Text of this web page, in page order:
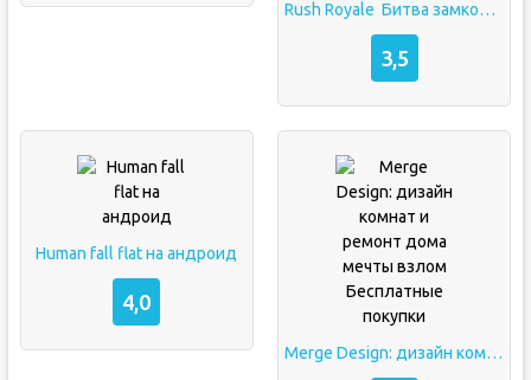
Rush Royale  Битва замков взлом Без рекламы Встроенный кэш
3,5
Human fall flat на андроид
4,0
Merge Design: дизайн комнат и ремонт дома мечты взлом Бесплатные покупки